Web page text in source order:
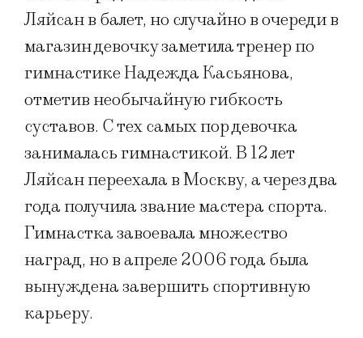
Ляйсан в балет, но случайно в очереди в
магазин девочку заметила тренер по
гимнастике Надежда Касьянова,
отметив необычайную гибкость
суставов. С тех самых пор девочка
занималась гимнастикой. В 12 лет
Ляйсан переехала в Москву, а через два
года получила звание мастера спорта.
Гимнастка завоевала множество
наград, но в апреле 2006 года была
вынуждена завершить спортивную
карьеру.